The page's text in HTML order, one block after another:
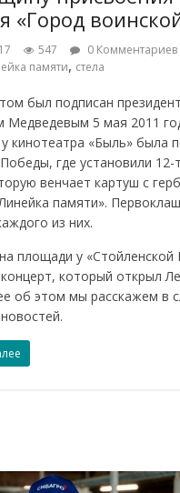
«Город
547 0 Комментариев
памяти, стела
был подписан
Медведевым 5 мая 2011
кинотеатра «Быль» была
где установили
венчает картуш с
памяти».
из них.
площади у «Стойленской
который открыл
об этом мы расскажем в